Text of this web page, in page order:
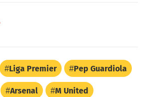
Liga Premier Pep Guardiola
Arsenal M United